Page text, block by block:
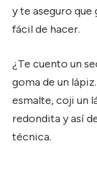
y te aseguro que
fácil de hacer.
¿Te cuento un
goma de un
esmalte, coji un
redondita y así
técnica.